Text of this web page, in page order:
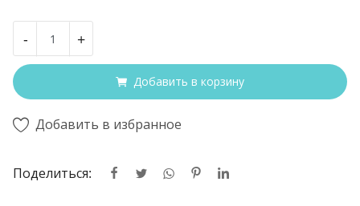
- +
Добавить в корзину
Добавить в избранное
Поделиться: